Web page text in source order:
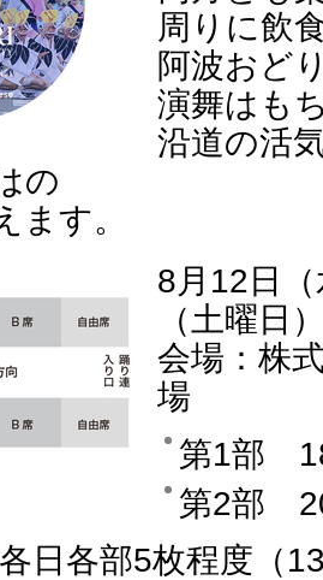
周りに飲
阿波おど
演舞はも
沿道の活
の
ます。
8月12日
（土曜日
会場：株
場
第1部
第2部
日各部5枚程度（